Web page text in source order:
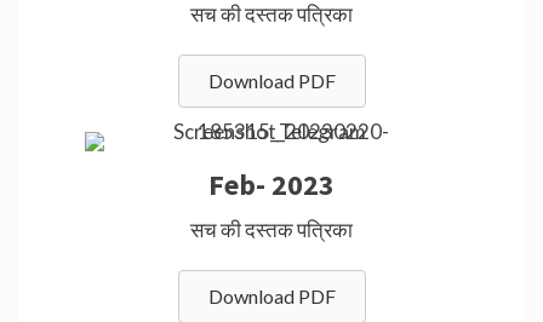
सच की दस्तक पत्रिका
Download PDF
Feb- 2023
सच की दस्तक पत्रिका
Download PDF